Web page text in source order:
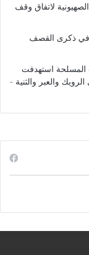
الصهيونية لاتفاق وقف
في ذكرى القصف
المسلحة استهدفت
والعبر والثنية